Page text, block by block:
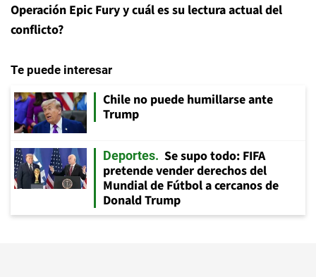
Operación Epic Fury y cuál es su lectura actual del
conflicto?
Te puede interesar
Chile no puede humillarse ante
Trump
Deportes
Se supo todo: FIFA
pretende vender derechos del
Mundial de Fútbol a cercanos de
Donald Trump